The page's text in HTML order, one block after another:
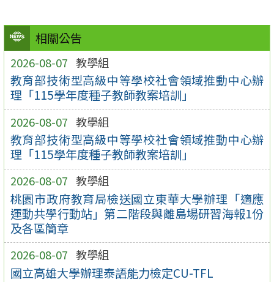
相關公告
2026-08-07 教學組
教育部技術型高級中等學校社會領域推動中心辦
理「115學年度種子教師教案培訓」
2026-08-07 教學組
教育部技術型高級中等學校社會領域推動中心辦
理「115學年度種子教師教案培訓」
2026-08-07 教學組
桃園市政府教育局檢送國立東華大學辦理「適應
運動共學行動站」第二階段與離島場研習海報1份
及各區簡章
2026-08-07 教學組
國立高雄大學辦理泰語能力檢定CU-TFL